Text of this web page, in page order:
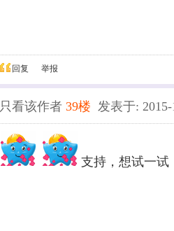
回复 举报
只看该作者 39楼 发表于: 2015-
支持，想试一试